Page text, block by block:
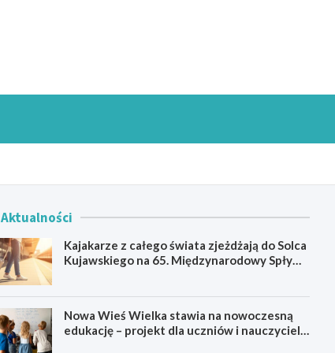
Aktualności
Kajakarze z całego świata zjeżdżają do Solca
Kujawskiego na 65. Międzynarodowy Spływ
Nowa Wieś Wielka stawia na nowoczesną
edukację – projekt dla uczniów i nauczycieli